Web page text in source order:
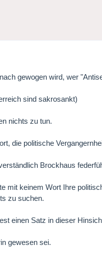
gewogen wird, wer
sind sakrosankt)
nichts zu tun.
die politische
Brockhaus
mit keinem Wort Ihre
zu suchen.
einen Satz in dieser
gewesen sei.